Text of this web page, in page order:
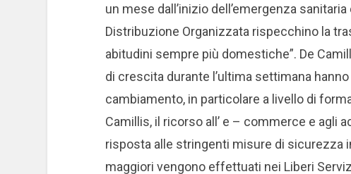
un mese dall’inizio dell’emergenza
Distribuzione Organizzata rispecchino la
abitudini sempre più domestiche”. De
di crescita durante l’ultima settimana
cambiamento, in particolare a livello di
Camillis, il ricorso all’ e – commerce e agli
risposta alle stringenti misure di sicurezza
maggiori vengono effettuati nei Liberi